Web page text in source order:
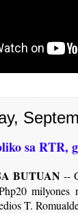
sa RTR,
BUTUAN --
milyones
T.